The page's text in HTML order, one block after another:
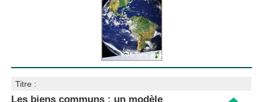
Titre :
Les biens communs : un modèle